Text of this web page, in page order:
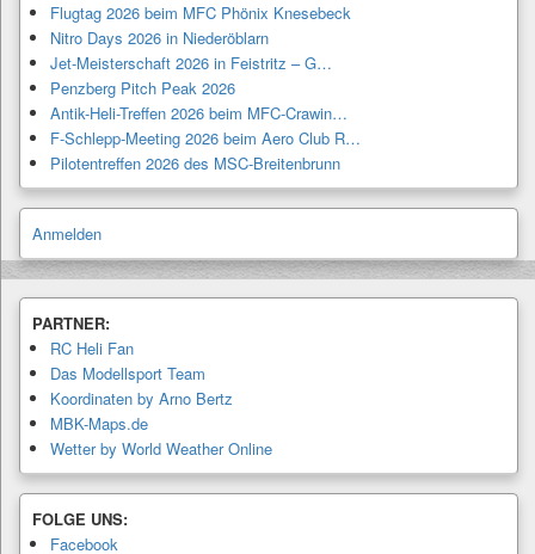
Flugtag 2026 beim MFC Phönix Knesebeck
Nitro Days 2026 in Niederöblarn
Jet-Meisterschaft 2026 in Feistritz – G…
Penzberg Pitch Peak 2026
Antik-Heli-Treffen 2026 beim MFC-Crawin…
F-Schlepp-Meeting 2026 beim Aero Club R…
Pilotentreffen 2026 des MSC-Breitenbrunn
Anmelden
PARTNER:
RC Heli Fan
Das Modellsport Team
Koordinaten by Arno Bertz
MBK-Maps.de
Wetter by World Weather Online
FOLGE UNS:
Facebook